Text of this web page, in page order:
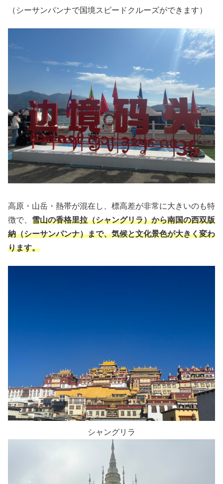
（シーサンパンナで国境スピードクルーズができます）
高原・山岳・熱帯が混在し、標高差が非常に大きいのも特
徴で、 雪山の香格里拉（シャングリラ）から南国の西双版
納（シーサンパンナ）まで、気候と文化景色が大きく変わ
ります。
シャングリラ